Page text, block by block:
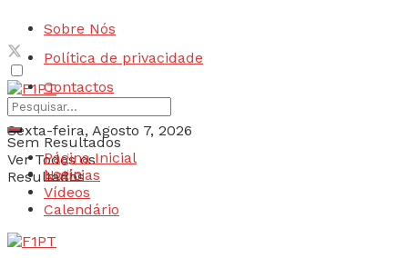
Sobre Nós
Política de privacidade
Contactos
Sexta-feira, Agosto 7, 2026
Login
Sem Resultados
Ver Todos os
Resultados
Página Inicial
Notícias
Vídeos
Calendário